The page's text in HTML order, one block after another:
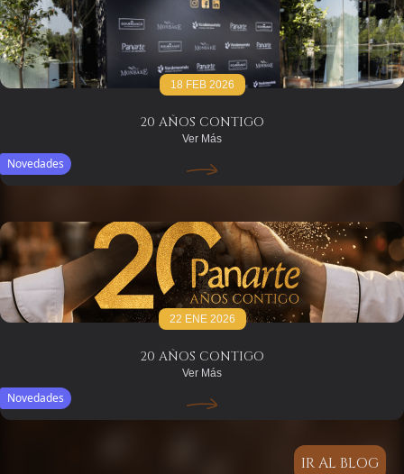
18 FEB 2026
20 AÑOS CONTIGO
Ver Más
Novedades
22 ENE 2026
20 AÑOS CONTIGO
Ver Más
Novedades
IR AL BLOG